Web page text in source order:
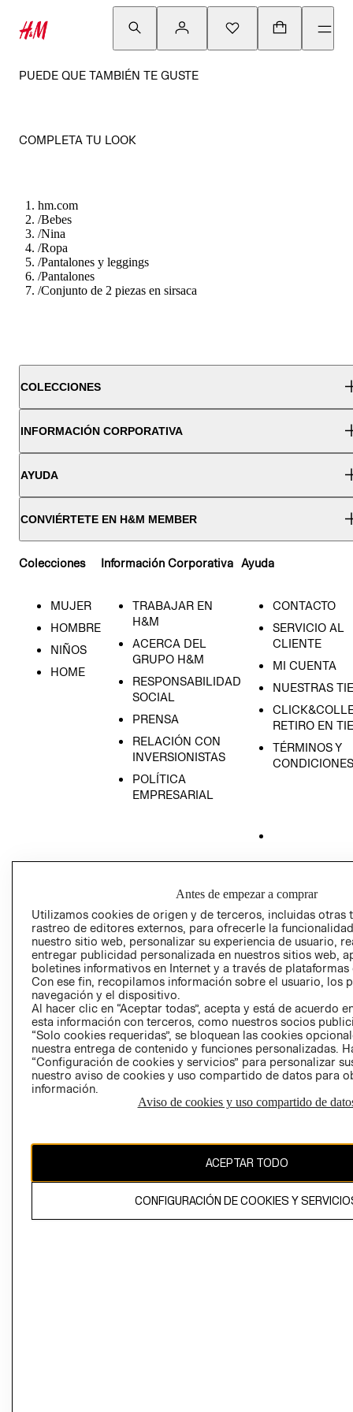
PUEDE QUE TAMBIÉN TE GUSTE
COMPLETA TU LOOK
hm.com
/Bebes
/Nina
/Ropa
/Pantalones y leggings
/Pantalones
/Conjunto de 2 piezas en sirsaca
COLECCIONES
INFORMACIÓN CORPORATIVA
AYUDA
CONVIÉRTETE EN H&M MEMBER
Colecciones
MUJER
HOMBRE
NIÑOS
HOME
Información Corporativa
TRABAJAR EN
H&M
ACERCA DEL
GRUPO H&M
RESPONSABILIDAD
SOCIAL
PRENSA
RELACIÓN CON
INVERSIONISTAS
POLÍTICA
EMPRESARIAL
Ayuda
CONTACTO
SERVICIO AL
CLIENTE
MI CUENTA
NUESTRAS
RETIRO EN
TÉRMINOS Y
CONDICIONES
GIFT CARD
AVISO DE
Perú (S/)
CAMBIAR REGIÓN
propiedad de H&M Hennes & Mauritz AB
Antes de empezar a comprar
Utilizamos cookies de origen y de terceros, incluidas otras
rastreo de editores externos, para ofrecerle la
nuestro sitio web, personalizar su experiencia de usuario,
entregar publicidad personalizada en nuestros sitios web,
boletines informativos en Internet y a través de plataformas
Con ese fin, recopilamos información sobre el usuario, los
navegación y el dispositivo.
Al hacer clic en “Aceptar todas”, acepta y está de acuerdo
esta información con terceros, como nuestros socios
“Solo cookies requeridas”, se bloquean las cookies
nuestra entrega de contenido y funciones personalizadas.
“Configuración de cookies y servicios” para personalizar
nuestro aviso de cookies y uso compartido de datos para
información.
Aviso de cookies y uso compartido de
ACEPTAR TODO
CONFIGURACIÓN DE COOKIES Y